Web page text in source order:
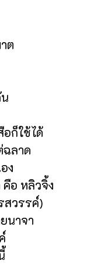
ต
ก็ใช้ได้
ฉลาด
ง
อ หลิวจิ้ง
สวรรค์)
นาจา